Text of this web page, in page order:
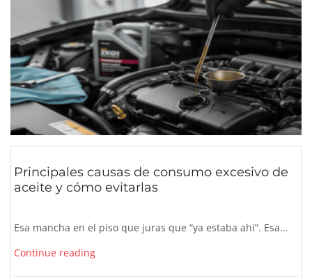
Principales causas de consumo excesivo de
aceite y cómo evitarlas
Esa mancha en el piso que juras que “ya estaba ahí”. Esa…
Continue reading